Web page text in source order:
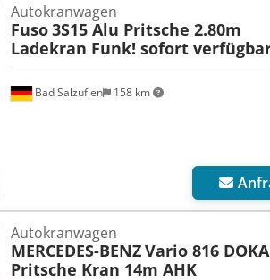
Bad Salzuflen 158 km
Autokranwagen
Fuso3S15 Alu Pritsche 2.80m
Ladekran Funk! sofort
Autokranwagen
MERCEDES-BENZVario 816 DOKA
Pritsche Kran 14m AHK